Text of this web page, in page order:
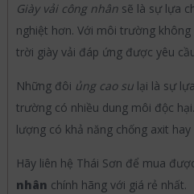
Giày vải công nhânsẽ là sự lựa
nghiệt hơn. Với môi trường
trời giày vải đáp ứng được yêu
Những đôi ủng cao sulại là sự
trường có nhiều dung môi độc
lượng có khả năng chống axit
Hãy liên hệ Thái Sơn để mua
nhân chính hãng với giá rẻ nhất.